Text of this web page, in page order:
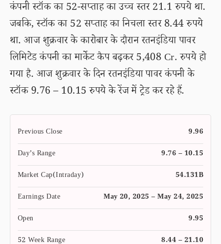
कंपनी स्टॉक का 52-सप्ताह का उच्च स्तर 21.1 रुपये था.
जबकि, स्टॉक का 52 सप्ताह का निचला स्तर 8.44 रुपये
था. आज शुक्रवार के कारोबार के दौरान रतनइंडिया पावर
लिमिटेड कंपनी का मार्केट कैप बढ़कर 5,408 Cr. रुपये हो
गया है. आज शुक्रवार के दिन रतनइंडिया पावर कंपनी के
स्टॉक 9.76 – 10.15 रुपये के रेंज में ट्रेड कर रहे हैं.
Previous Close
9.96
Day’s Range
9.76 – 10.15
Market Cap(Intraday)
54.131B
Earnings Date
May 20, 2025 – May 24, 2025
Open
9.95
52 Week Range
8.44 – 21.10